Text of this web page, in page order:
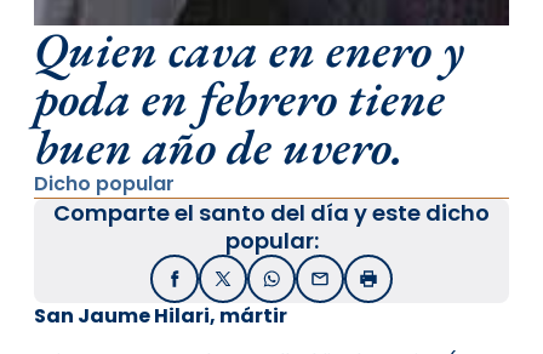
Quien cava en enero y
poda en febrero tiene
buen año de uvero.
Dicho popular
Comparte el santo del día y este dicho
popular:
FacebookX / TwitterWhatsApp
EmailImprimir
San Jaume Hilari, mártir